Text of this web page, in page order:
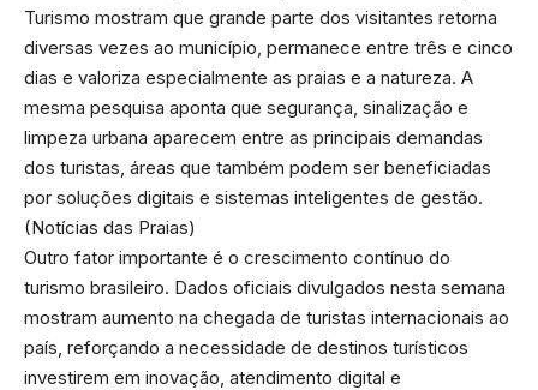
Turismo mostram que grande parte dos visitantes retorna
diversas vezes ao município, permanece entre três e cinco
dias e valoriza especialmente as praias e a natureza. A
mesma pesquisa aponta que segurança, sinalização e
limpeza urbana aparecem entre as principais demandas
dos turistas, áreas que também podem ser beneficiadas
por soluções digitais e sistemas inteligentes de gestão.
(Notícias das Praias)
Outro fator importante é o crescimento contínuo do
turismo brasileiro. Dados oficiais divulgados nesta semana
mostram aumento na chegada de turistas internacionais ao
país, reforçando a necessidade de destinos turísticos
investirem em inovação, atendimento digital e